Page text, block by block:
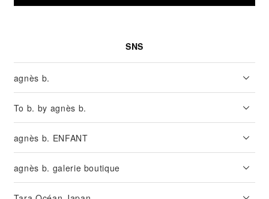
SNS
agnès b.
To b. by agnès b.
agnès b. ENFANT
agnès b. galerie boutique